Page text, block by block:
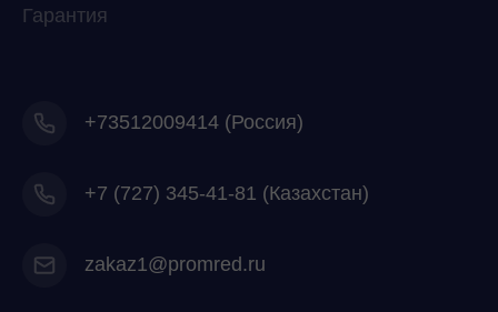
Гарантия
+73512009414 (Россия)
+7 (727) 345-41-81 (Казахстан)
zakaz1@promred.ru